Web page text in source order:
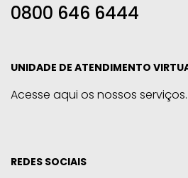
0800 646 6444
UNIDADE DE ATENDIMENTO
Acesse aqui os nossos serviços.
REDES SOCIAIS